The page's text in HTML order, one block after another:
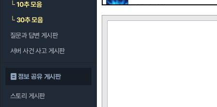
└10추 모음
└30추 모음
질문과 답변 게시판
서버 사건 사고 게시판
정보 공유 게시판
스토리 게시판
최후의 만찬 10